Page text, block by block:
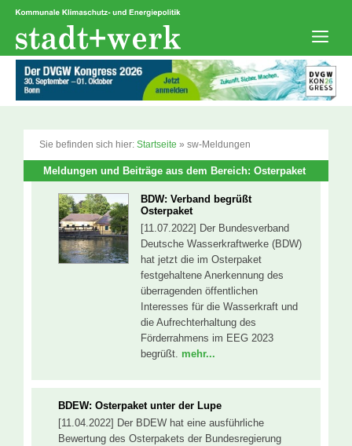
Zum
springen
Sie befinden sich hier: Startseite » sw-Meldungen
Meldungen und Beiträge aus dem Bereich: Osterpaket
BDW: Verband begrüßt
Osterpaket
[11.07.2022] Der Bundesverband
Deutsche Wasserkraftwerke (BDW)
hat jetzt die im Osterpaket
festgehaltene Anerkennung des
überragenden öffentlichen
Interesses für die Wasserkraft und
die Aufrechterhaltung des
Förderrahmens im EEG 2023
begrüßt. mehr...
BDEW: Osterpaket unter der Lupe
[11.04.2022] Der BDEW hat eine ausführliche
Bewertung des Osterpakets der Bundesregierung